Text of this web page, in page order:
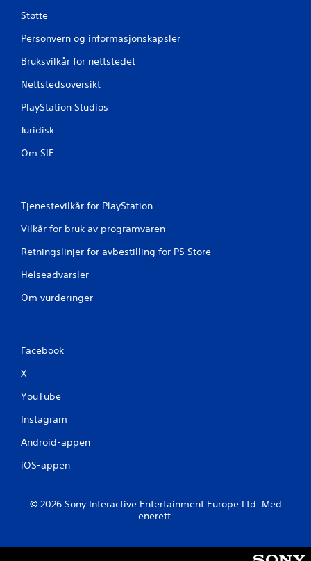
Støtte
Personvern og informasjonskapsler
Bruksvilkår for nettstedet
Nettstedsoversikt
PlayStation Studios
Juridisk
Om SIE
Tjenestevilkår for PlayStation
Vilkår for bruk av programvaren
Retningslinjer for avbestilling for PS Store
Helseadvarsler
Om vurderinger
Facebook
X
YouTube
Instagram
Android-appen
iOS-appen
© 2026 Sony Interactive Entertainment Europe Ltd. Med
enerett.